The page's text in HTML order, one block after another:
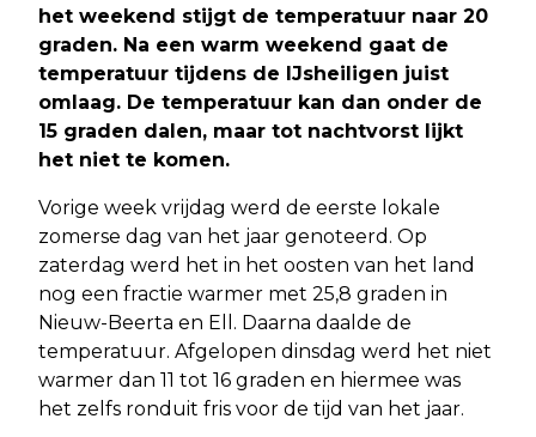
het weekend stijgt de temperatuur naar 20
graden. Na een warm weekend gaat de
temperatuur tijdens de IJsheiligen juist
omlaag. De temperatuur kan dan onder de
15 graden dalen, maar tot nachtvorst lijkt
het niet te komen.
Vorige week vrijdag werd de eerste lokale
zomerse dag van het jaar genoteerd. Op
zaterdag werd het in het oosten van het land
nog een fractie warmer met 25,8 graden in
Nieuw-Beerta en Ell. Daarna daalde de
temperatuur. Afgelopen dinsdag werd het niet
warmer dan 11 tot 16 graden en hiermee was
het zelfs ronduit fris voor de tijd van het jaar.